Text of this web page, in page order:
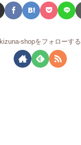
kizuna-shopをフォローする